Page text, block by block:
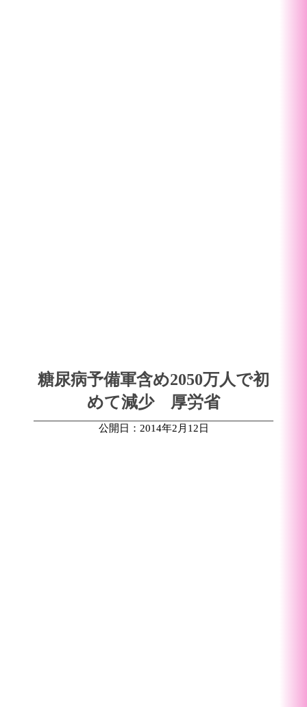
糖尿病予備軍含め2050万人で初
めて減少 厚労省
公開日：2014年2月12日